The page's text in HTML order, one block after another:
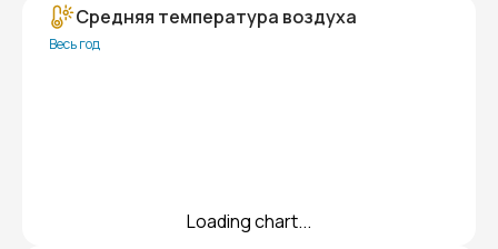
Средняя температура воздуха
Весь год
Loading chart...